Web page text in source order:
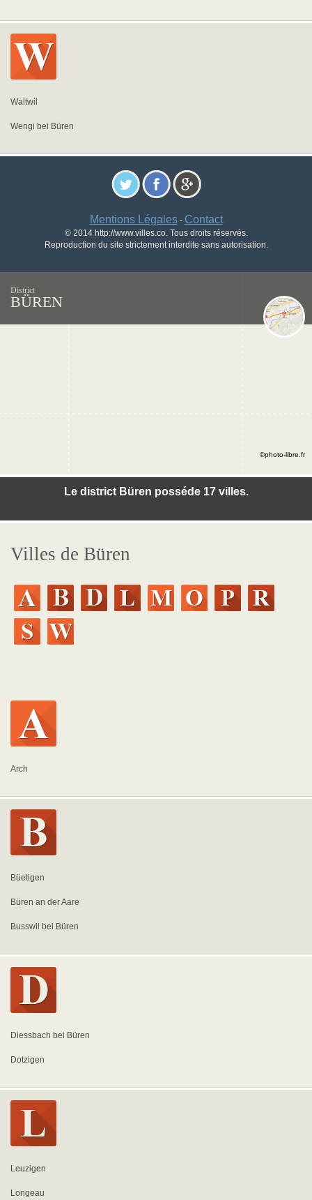
Waltwil
Wengi bei Büren
Mentions Légales- Contact
© 2014 http://www.villes.co. Tous droits réservés.
Reproduction du site strictement interdite sans autorisation.
District
BÜREN
Le district Büren posséde 17 villes.
©photo-libre.fr
Villes de Büren
Arch
Büetigen
Büren an der Aare
Busswil bei Büren
Diessbach bei Büren
Dotzigen
Leuzigen
Longeau